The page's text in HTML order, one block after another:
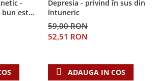
-
este
Depresia - privind în sus din
întuneric
59,00 RON
52,51 RON
ADAUGA IN COS